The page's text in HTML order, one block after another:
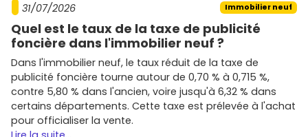
31/07/2026 Immobilier neuf
Quel est le taux de la taxe de publicité
foncière dans l'immobilier neuf ?
Dans l'immobilier neuf, le taux réduit de la taxe de
publicité foncière tourne autour de 0,70 % à 0,715 %,
contre 5,80 % dans l'ancien, voire jusqu'à 6,32 % dans
certains départements. Cette taxe est prélevée à l'achat
pour officialiser la vente.